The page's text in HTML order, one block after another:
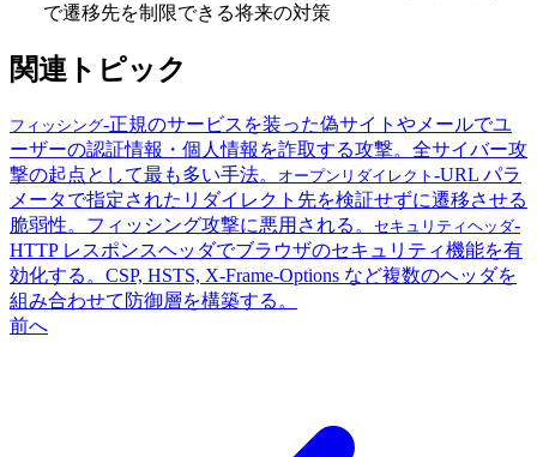
で遷移先を制限できる将来の対策
関連トピック
フィッシング-正規のサービスを装った偽サイトやメールでユ
ーザーの認証情報・個人情報を詐取する攻撃。全サイバー攻
撃の起点として最も多い手法。
オープンリダイレクト -URL パラ
メータで指定されたリダイレクト先を検証せずに遷移させる
脆弱性。フィッシング攻撃に悪用される。
セキュリティヘッダ-
HTTP レスポンスヘッダでブラウザのセキュリティ機能を有
効化する。CSP, HSTS, X-Frame-Options など複数のヘッダを
組み合わせて防御層を構築する。
前へ